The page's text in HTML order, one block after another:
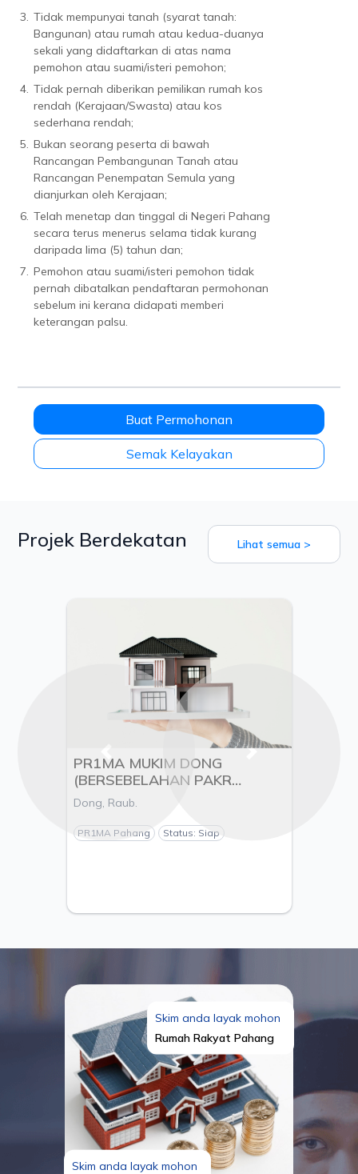
3. Tidak mempunyai tanah (syarat tanah:
Bangunan) atau rumah atau kedua-duanya
sekali yang didaftarkan di atas nama
pemohon atau suami/isteri pemohon;
4. Tidak pernah diberikan pemilikan rumah kos
rendah (Kerajaan/Swasta) atau kos
sederhana rendah;
5. Bukan seorang peserta di bawah
Rancangan Pembangunan Tanah atau
Rancangan Penempatan Semula yang
dianjurkan oleh Kerajaan;
6. Telah menetap dan tinggal di Negeri Pahang
secara terus menerus selama tidak kurang
daripada lima (5) tahun dan;
7. Pemohon atau suami/isteri pemohon tidak
pernah dibatalkan pendaftaran permohonan
sebelum ini kerana didapati memberi
keterangan palsu.
Buat Permohonan
Semak Kelayakan
Projek Berdekatan Lihat semua >
PR1MA MUKIM DONG
(BERSEBELAHAN PAKR
LECHAR), DAERAH RAUB,
PAHANG DARUL MAKMUR -
TUNJANG MEWAH SDN. BHD
Dong, Raub.
PR1MA Pahang Status: Siap
Previous
Skim anda layak mohon
Rumah Rakyat Pahang
Skim anda layak mohon